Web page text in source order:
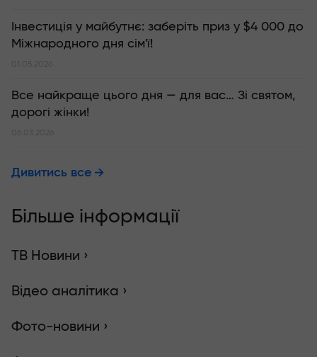
Інвестиція у майбутнє: заберіть приз у $4 000 до
Міжнародного дня сім'ї!
01.05.2026
Все найкраще цього дня — для вас… Зі святом,
дорогі жінки!
06.03.2026
Дивитись все
Більше інформації
ТВ Новини ›
Відео аналітика ›
Фото-новини ›